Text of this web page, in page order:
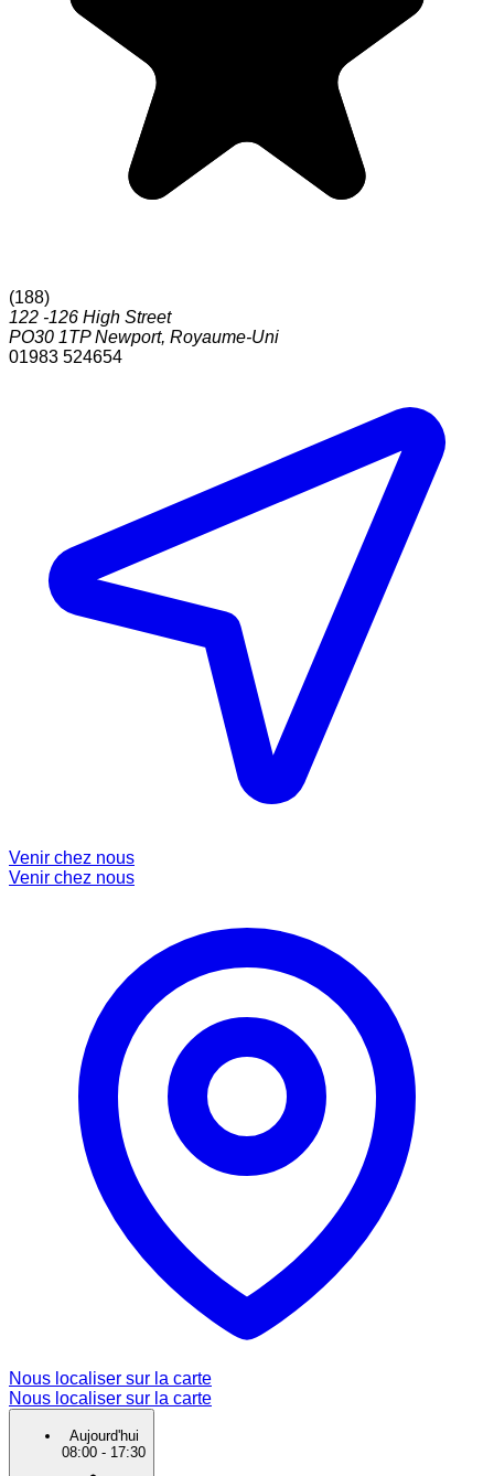
(188)
122 -126 High Street
PO30 1TP Newport, Royaume-Uni
01983 524654
Venir chez nous
Venir chez nous
Nous localiser sur la carte
Nous localiser sur la carte
Aujourd'hui
08:00 - 17:30